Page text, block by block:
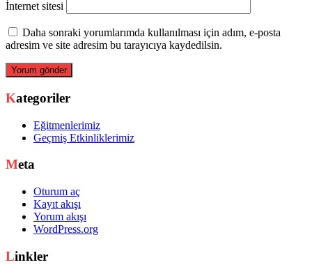
İnternet sitesi
Daha sonraki yorumlarımda kullanılması için adım, e-posta
adresim ve site adresim bu tarayıcıya kaydedilsin.
Kategoriler
Eğitmenlerimiz
Geçmiş Etkinliklerimiz
Meta
Oturum aç
Kayıt akışı
Yorum akışı
WordPress.org
Linkler